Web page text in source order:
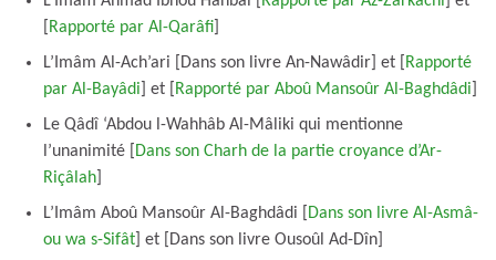
Rapporté par Al-Qarâfi
L’Imâm Al-Ach’ari [Dans son livre An-Nawâdir] et [
Rapporté
par Al-Bayâdi ] et [ Rapporté par Aboû Mansoûr Al-Baghdâdi
Le Qâdî ‘Abdou l-Wahhâb Al-Mâliki qui mentionne
l’unanimité [
Dans son Charh de la partie croyance d’Ar-
Riçâlah
L’Imâm Aboû Mansoûr Al-Baghdâdi [
Dans son livre Al-Asmâ-
ou wa s-Sifât ] et [Dans son livre Ousoûl Ad-Dîn]